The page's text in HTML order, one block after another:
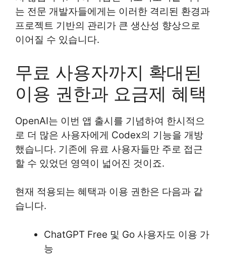
는 전문 개발자들에게는 이러한 격리된 환경과
프로젝트 기반의 관리가 큰 생산성 향상으로
이어질 수 있습니다.
무료 사용자까지 확대된
이용 권한과 요금제 혜택
OpenAI는 이번 앱 출시를 기념하여 한시적으
로 더 많은 사용자에게 Codex의 기능을 개방
했습니다. 기존에 유료 사용자들만 주로 접근
할 수 있었던 영역이 넓어진 것이죠.
현재 적용되는 혜택과 이용 권한은 다음과 같
습니다.
ChatGPT Free 및 Go 사용자도 이용 가
능